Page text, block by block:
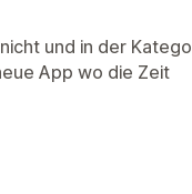
und in der
App wo die Zeit